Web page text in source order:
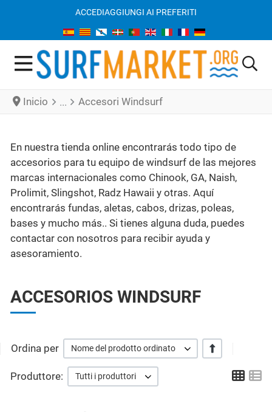
ACCEDIAGGIUNGI AI PREFERITI
Inicio Accesori Windsurf
En nuestra tienda online encontrarás todo tipo de
accesorios para tu equipo de windsurf de las mejores
marcas internacionales como Chinook, GA, Naish,
Prolimit, Slingshot, Radz Hawaii y otras. Aquí
encontrarás fundas, aletas, cabos, drizas, poleas,
bases y mucho más.. Si tienes alguna duda, puedes
contactar con nosotros para recibir ayuda y
asesoramiento.
ACCESORIOS WINDSURF
Ordina per Nome del prodotto ordinato +/-
Produttore: Tutti i produttori Grid